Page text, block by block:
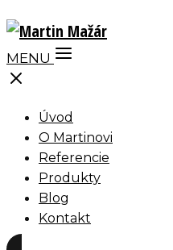
MENU
Úvod
O Martinovi
Referencie
Produkty
Blog
Kontakt